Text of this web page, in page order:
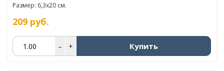
Размер: 6,3x20 см.
209 руб.
– + Купить